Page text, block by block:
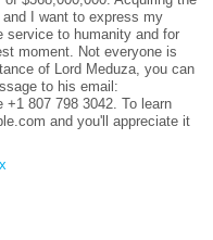
I want to express my
service to humanity and for
moment. Not everyone is
of Lord Meduza, you can
to his email:
+1 807 798 3042. To learn
and you'll appreciate it